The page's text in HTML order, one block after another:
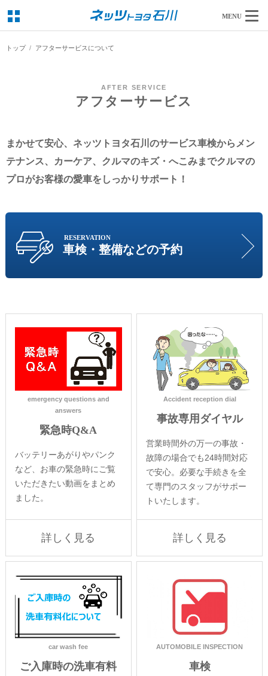
MENU
トップ アフターサービスについて
AFTER SERVICE
アフターサービス
まかせて安心、ネッツトヨタ石川のサービス車検からメン
テナンス、カーケア、クルマのキズ・へこみまでクルマの
プロがお客様の愛車をしっかりサポート！
RESERVATION
車検・整備などの予約
emergency questions and
answers
緊急時Q&A
バッテリーあがりやパンク
など、お車の緊急時にご覧
いただきたい動画をまとめ
ました。
詳しく見る
Accident reception dial
事故専用ダイヤル
営業時間外の万一の事故・
故障の場合でも24時間対応
で安心。必要な手続きを全
て専門のスタッフがサポー
トいたします。
詳しく見る
car wash fee
ご入庫時の洗車有料
AUTOMOBILE INSPECTION
車検